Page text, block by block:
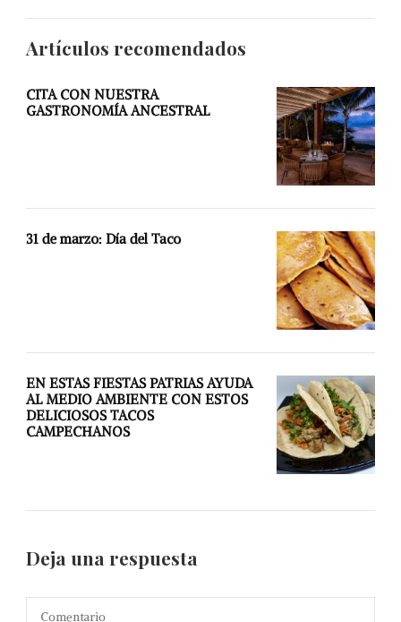
Artículos recomendados
CITA CON NUESTRA
GASTRONOMÍA ANCESTRAL
31 de marzo: Día del Taco
EN ESTAS FIESTAS PATRIAS AYUDA
AL MEDIO AMBIENTE CON ESTOS
DELICIOSOS TACOS
CAMPECHANOS
Deja una respuesta